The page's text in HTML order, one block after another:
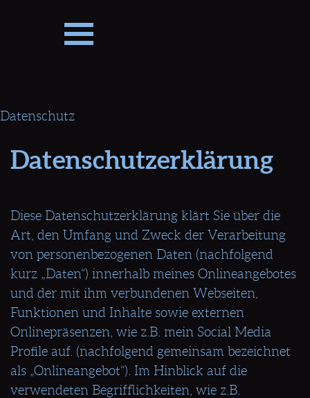
Datenschutz
Datenschutzerklärung
Diese Datenschutzerklärung klärt Sie über die
Art, den Umfang und Zweck der Verarbeitung
von personenbezogenen Daten (nachfolgend
kurz „Daten“) innerhalb meines Onlineangebotes
und der mit ihm verbundenen Webseiten,
Funktionen und Inhalte sowie externen
Onlinepräsenzen, wie z.B. mein Social Media
Profile auf. (nachfolgend gemeinsam bezeichnet
als „Onlineangebot“). Im Hinblick auf die
verwendeten Begrifflichkeiten, wie z.B.